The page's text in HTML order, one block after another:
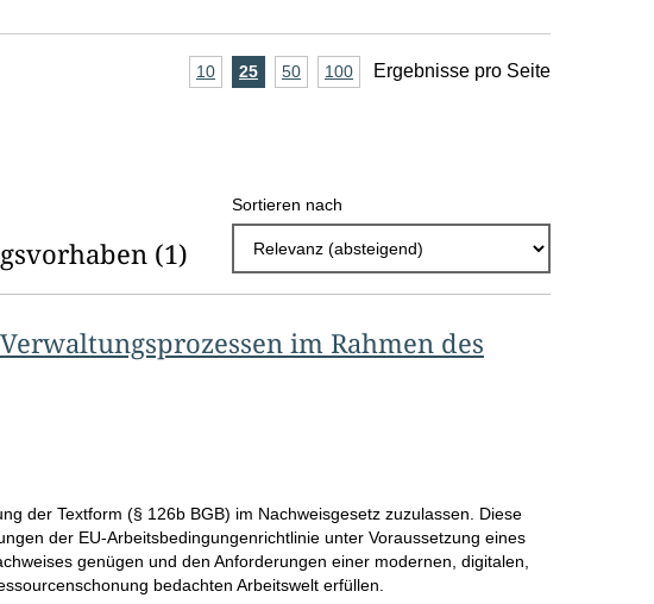
A
r
n
i
s
10Ergebnisse
25Ergebnisse
50Ergebnisse
100Ergebnisse
Ergebnisse pro Seite
(1)
Sortieren nach
im Rahmen des
der Textform (§ 126b BGB) im Nachweisgesetz zuzulassen. Diese
der EU-Arbeitsbedingungenrichtlinie unter Voraussetzung eines
genügen und den Anforderungen einer modernen, digitalen,
bedachten Arbeitswelt erfüllen.